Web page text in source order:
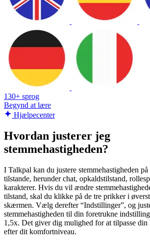
130+ sprog
Begynd at lære
Hjælpecenter
Hvordan justerer jeg
stemmehastigheden?
I Talkpal kan du justere stemmehastigheden
tilstande, herunder chat, opkaldstilstand,
karakterer. Hvis du vil ændre
tilstand, skal du klikke på de tre prikker i
skærmen. Vælg derefter “Indstillinger”, og
stemmehastigheden til din foretrukne
1,5x. Det giver dig mulighed for at tilpasse
efter dit komfortniveau.